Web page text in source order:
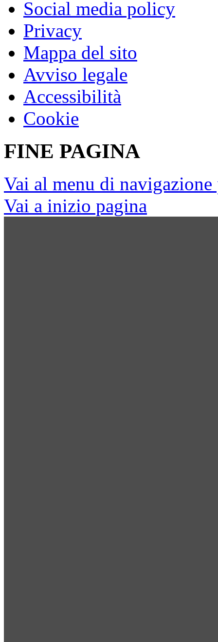
Social media policy
Privacy
Mappa del sito
Avviso legale
Accessibilità
Cookie
FINE PAGINA
Vai al menu di
Vai a inizio pagina